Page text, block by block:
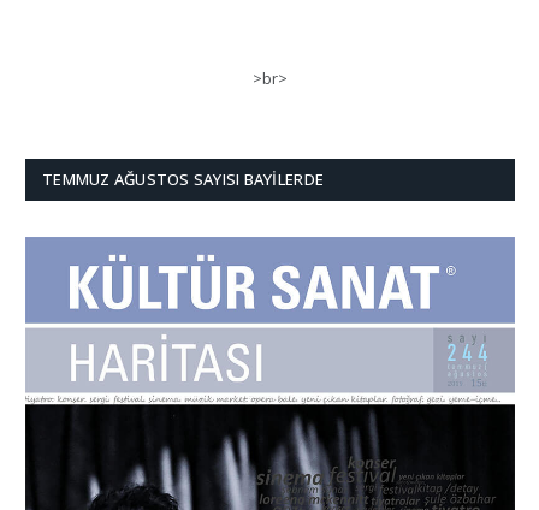
>br>
TEMMUZ AĞUSTOS SAYISI BAYILERDE